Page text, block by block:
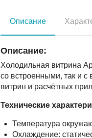
Описание
Описание:
Холодильная витрина
со встроенными, так и
витрин и расчётных
Технические
Температура
Охлаждение: